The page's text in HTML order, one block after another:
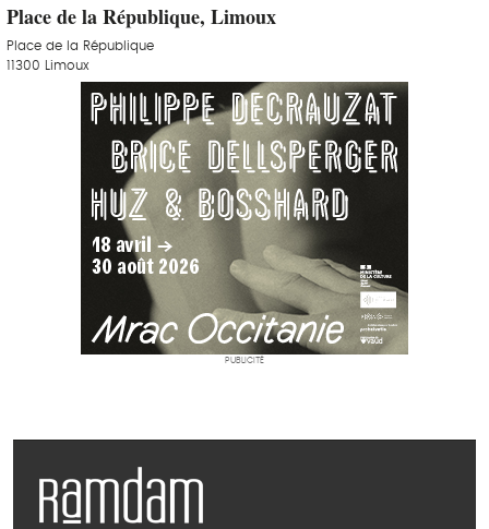
Place de la République, Limoux
Place de la République
11300 Limoux
PUBLICITÉ